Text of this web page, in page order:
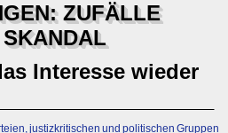
ZUFÄLLE
Interesse wieder
justizkritischen und politischen Gruppen